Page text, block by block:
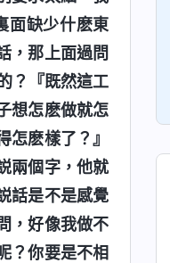
面缺少什麽東
，那上面過問
？『既然這工
想怎麽做就怎
麽樣了？』
兩個字，他就
話是不是感覺
，好像我做不
？你要是不相